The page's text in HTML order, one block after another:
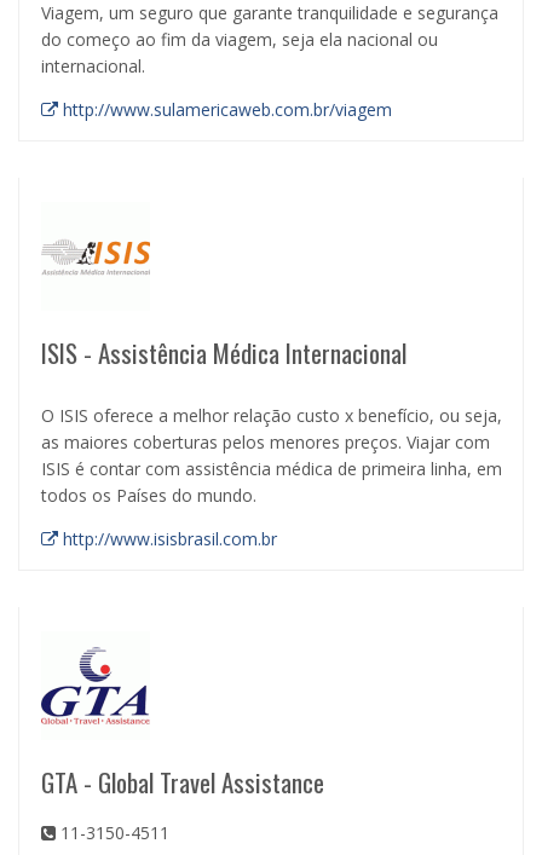
Viagem, um seguro que garante tranquilidade e segurança
do começo ao fim da viagem, seja ela nacional ou
internacional.
http://www.sulamericaweb.com.br/viagem
ISIS - Assistência Médica Internacional
O ISIS oferece a melhor relação custo x benefício, ou seja,
as maiores coberturas pelos menores preços. Viajar com
ISIS é contar com assistência médica de primeira linha, em
todos os Países do mundo.
http://www.isisbrasil.com.br
GTA - Global Travel Assistance
11-3150-4511